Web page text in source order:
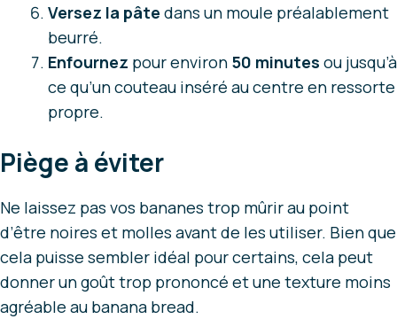
Versez la pâte dans un moule préalablement
beurré.
Enfournez pour environ 50 minutes ou jusqu’à
ce qu’un couteau inséré au centre en ressorte
propre.
Piège à éviter
Ne laissez pas vos bananes trop mûrir au point
d’être noires et molles avant de les utiliser. Bien que
cela puisse sembler idéal pour certains, cela peut
donner un goût trop prononcé et une texture moins
agréable au banana bread.